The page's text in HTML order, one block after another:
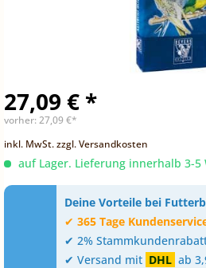
27,09 € *
vorher: 27,09 €*
inkl. MwSt.zzgl. Versandkosten
auf Lager. Lieferung innerhalb 3-5
Deine Vorteile bei
✔ 365 Tage
✔ 2%
✔ Versand mit DHL ab